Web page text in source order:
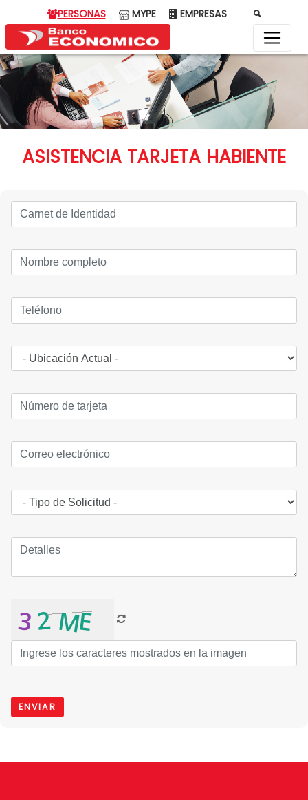
PERSONAS MYPE EMPRESAS
ASISTENCIA TARJETA HABIENTE